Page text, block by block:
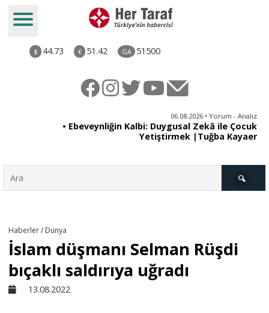
$ 44.73 € 51.42 GA 51500
06.08.2026 • Yorum - Analiz
• Ebeveynliğin Kalbi: Duygusal Zekâ ile Çocuk
Yetiştirmek |Tuğba Kayaer
Derkenar
Haberler / Dünya
İslam düşmanı Selman Rüşdi
bıçaklı saldırıya uğradı
13.08.2022